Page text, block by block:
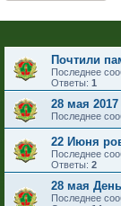
Почтили
Последнее
Ответы: 1
28 мая
Последнее
22 Июня
Последнее
Ответы: 2
28 мая
Последнее